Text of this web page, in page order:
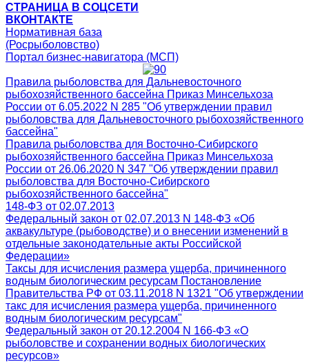
СТРАНИЦА В СОЦСЕТИ
ВКОНТАКТЕ
Нормативная база
(Росрыболовство)
Портал бизнес-навигатора (МСП)
Правила рыболовства для Дальневосточного
рыбохозяйственного бассейна Приказ Минсельхоза
России от 6.05.2022 N 285 "Об утверждении правил
рыболовства для Дальневосточного рыбохозяйственного
бассейна"
Правила рыболовства для Восточно-Сибирского
рыбохозяйственного бассейна Приказ Минсельхоза
России от 26.06.2020 N 347 "Об утверждении правил
рыболовства для Восточно-Сибирского
рыбохозяйственного бассейна"
148-ФЗ от 02.07.2013
Федеральный закон от 02.07.2013 N 148-ФЗ «Об
аквакультуре (рыбоводстве) и о внесении изменений в
отдельные законодательные акты Российской
Федерации»
Таксы для исчисления размера ущерба, причиненного
водным биологическим ресурсам Постановление
Правительства РФ от 03.11.2018 N 1321 "Об утверждении
такс для исчисления размера ущерба, причиненного
водным биологическим ресурсам"
Федеральный закон от 20.12.2004 N 166-ФЗ «О
рыболовстве и сохранении водных биологических
ресурсов»